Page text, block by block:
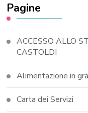
Pagine
ACCESSO ALLO
CASTOLDI
Alimentazione in
Carta dei Servizi